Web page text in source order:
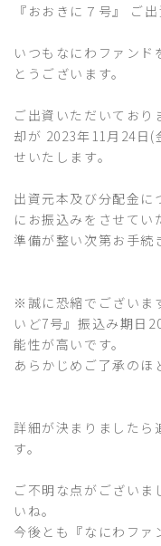
『おおきに７号』 ご
いつもなにわファン
とうございます。
ご出資いただいてお
却が 2023年11月24日
せいたします。
出資元本及び分配金に
にお振込みをさせてい
準備が整い次第お手続
※誠に恐縮でございま
いど7号』振込み期日
能性が高いです。
あらかじめご了承のほ
詳細が決まりましたら
す。
ご不明な点がございま
いね。
今後とも『なにわファ